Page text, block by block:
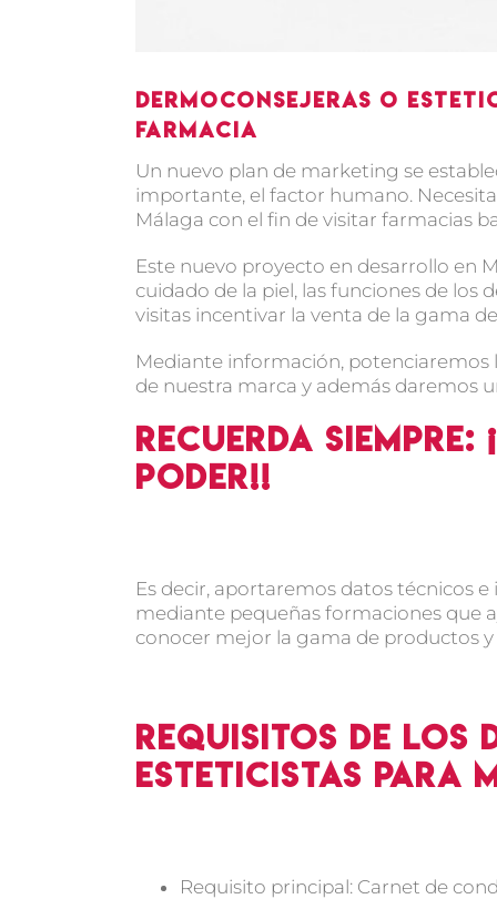
Dermoconsejeras o
farmacia
Un nuevo plan de marketing se
importante, el factor humano.
Málaga con el fin de visitar farmacias
Este nuevo proyecto en desarrollo en
cuidado de la piel, las funciones de los
visitas incentivar la venta de la gama
Mediante información,
de nuestra marca y además daremos
Recuerda siempre:
poder!!
Es decir, aportaremos datos técnicos
mediante pequeñas formaciones que
conocer mejor la gama de productos
Requisitos de los
esteticistas para
Requisito principal: Carnet de